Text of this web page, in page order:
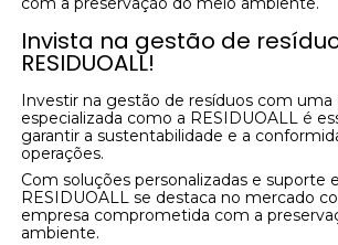
Invista na gestão de
RESIDUOALL!
Investir na gestão de resíduos com uma
especializada como a RESIDUOALL é
garantir a sustentabilidade e a
operações.
Com soluções personalizadas e suporte
RESIDUOALL se destaca no mercado
empresa comprometida com a
ambiente.